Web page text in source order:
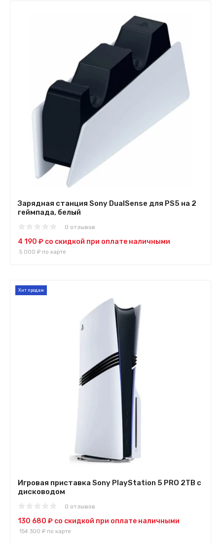
Зарядная станция Sony DualSense для PS5 на 2
геймпада, белый
0 отзывов
4 190 ₽ со скидкой при оплате наличными
5 000 ₽ по карте
Хит продаж
Игровая приставка Sony PlayStation 5 PRO 2TB с
дисководом
0 отзывов
130 680 ₽ со скидкой при оплате наличными
154 300 ₽ по карте